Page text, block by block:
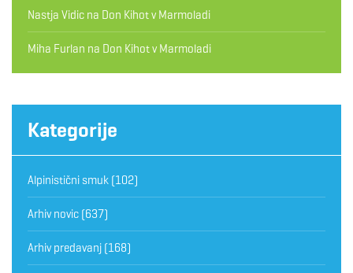
Nastja Vidic na Don Kihot v Marmoladi
Miha Furlan na Don Kihot v Marmoladi
Kategorije
Alpinistični smuk (102)
Arhiv novic (637)
Arhiv predavanj (168)